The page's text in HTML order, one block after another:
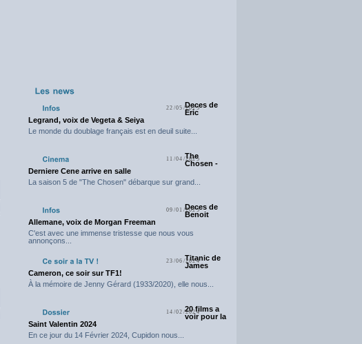
22/05/2025Deces de
Eric
Legrand, voix de Vegeta & Seiya
Le monde du doublage français est en deuil suite...
11/04/2025
The
Chosen -
Derniere Cene arrive en salle
La saison 5 de "The Chosen" débarque sur grand...
09/01/2025Deces de
Benoit
Allemane, voix de Morgan Freeman
C'est avec une immense tristesse que nous vous
annonçons...
23/06/2024Titanic de
James
Cameron, ce soir sur TF1!
À la mémoire de Jenny Gérard (1933/2020), elle nous...
14/02/202420 films a
voir pour la
Saint Valentin 2024
En ce jour du 14 Février 2024, Cupidon nous...